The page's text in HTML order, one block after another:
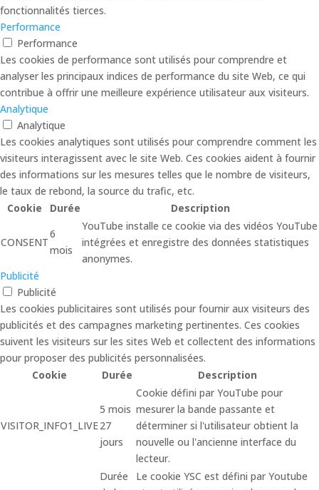
fonctionnalités tierces.
Performance
Performance
Les cookies de performance sont utilisés pour comprendre et
analyser les principaux indices de performance du site Web, ce qui
contribue à offrir une meilleure expérience utilisateur aux visiteurs.
Analytique
Analytique
Les cookies analytiques sont utilisés pour comprendre comment les
visiteurs interagissent avec le site Web. Ces cookies aident à fournir
des informations sur les mesures telles que le nombre de visiteurs,
le taux de rebond, la source du trafic, etc.
Cookie
Durée Description
CONSENT
6
mois
YouTube installe ce cookie via des vidéos YouTube
intégrées et enregistre des données statistiques
anonymes.
Publicité
Publicité
Les cookies publicitaires sont utilisés pour fournir aux visiteurs des
publicités et des campagnes marketing pertinentes. Ces cookies
suivent les visiteurs sur les sites Web et collectent des informations
pour proposer des publicités personnalisées.
Cookie
Durée Description
VISITOR_INFO1_LIVE
5 mois
27
jours
Cookie défini par YouTube pour
mesurer la bande passante et
déterminer si l'utilisateur obtient la
nouvelle ou l'ancienne interface du
lecteur.
Durée
Le cookie YSC est défini par Youtube